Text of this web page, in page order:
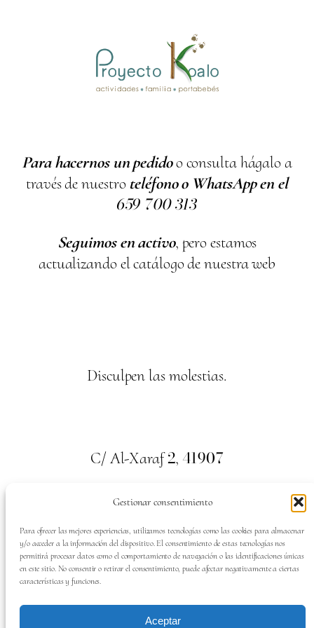
Gestionar consentimiento
Para ofrecer las mejores experiencias, utilizamos tecnologías como las cookies para almacenar
y/o acceder a la información del dispositivo. El consentimiento de estas tecnologías nos
permitirá procesar datos como el comportamiento de navegación o las identificaciones únicas
en este sitio. No consentir o retirar el consentimiento, puede afectar negativamente a ciertas
características y funciones.
Aceptar
Para hacernos un pedidoo consulta hágalo a
través de nuestro teléfono o WhatsApp en el
659 700313
Seguimos en activo, pero estamos
actualizando el catálogo de nuestra web
Disculpen las molestias.
C/ Al-Xaraf2, 41907
Valencina de la Concepción. Sevilla
Tel:659700313
SÍGUENOS EN: